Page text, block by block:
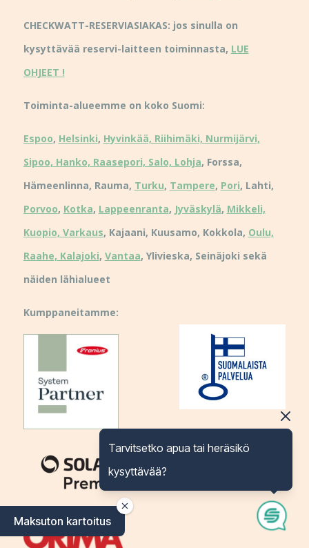
CHECKWATT-RESERVIASIAKAS: jos sinulla on
kysyttävää reservi-laitteen toiminnasta, LUE
OHJEET !
Toiminta-alueemme on koko Suomi:
Espoo, Helsinki, Hyvinkää, Riihimäki, Nurmijärvi,
Sipoo, Hanko, Raasepori, Salo, Lohja, Forssa,
Hämeenlinna, Rauma, Turku, Tampere, Pori, Lahti,
Porvoo, Kotka, Lappeenranta, Jyväskylä, Mikkeli,
Kuopio, Varkaus, Kajaani, Kuusamo, Kokkola, Oulu,
Raahe, Kalajoki, Vantaa, Ylivieska, Seinäjoki sekä
näiden lähialueet
Kumppaneitamme:
Tarvitsetko apua tai heräsikö
kysyttävää?
Maksuton kartoitus